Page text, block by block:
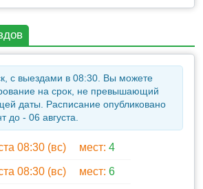
час.
церкви Романовых,
III, памятник И. Сталину,
Рузвельту. 30 мин.
смотровых площадок с видом на
гнездо
комплекса М.С Воронцова.
пейзажному парку: озёра с
с выездами в 08:30. Вы можете
на срок, не превышающий
даты. Расписание опубликовано
- 06 августа.
08:30 (вс) мест: 4
08:30 (вс) мест: 6